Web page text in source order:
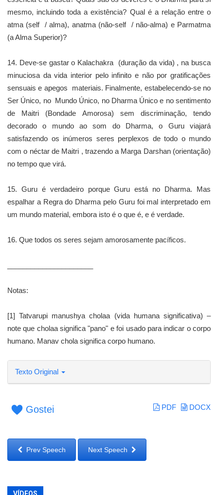
mesmo, incluindo toda a existência? Qual é a relação entre o
atma (self / alma), anatma (não-self / não-alma) e Parmatma
(a Alma Superior)?
14. Deve-se gastar o Kalachakra (duração da vida) , na busca
minuciosa da vida interior pelo infinito e não por gratificações
sensuais e apegos materiais. Finalmente, estabelecendo-se no
Ser Único, no Mundo Único, no Dharma Único e no sentimento
de Maitri (Bondade Amorosa) sem discriminação, tendo
decorado o mundo ao som do Dharma, o Guru viajará
satisfazendo os inúmeros seres perplexos de todo o mundo
com o néctar de Maitri , trazendo a Marga Darshan (orientação)
no tempo que virá.
15. Guru é verdadeiro porque Guru está no Dharma. Mas
espalhar a Regra do Dharma pelo Guru foi mal interpretado em
um mundo material, embora isto é o que é, e é verdade.
16. Que todos os seres sejam amorosamente pacíficos.
Notas:
[1] Tatvarupi manushya cholaa (vida humana significativa) –
note que cholaa significa "pano" e foi usado para indicar o corpo
humano. Manav chola significa corpo humano.
Texto Original
DOCX
PDF
Gostei
Prev Speech Next Speech